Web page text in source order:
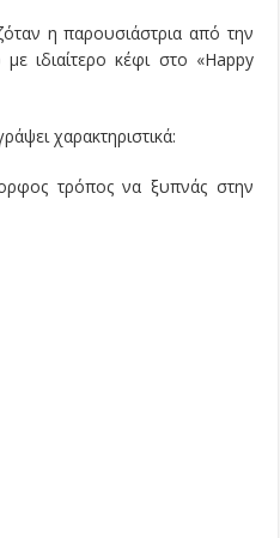
η παρουσιάστρια από την
ιδιαίτερο κέφι στο «Happy
χαρακτηριστικά:
τρόπος να ξυπνάς στην